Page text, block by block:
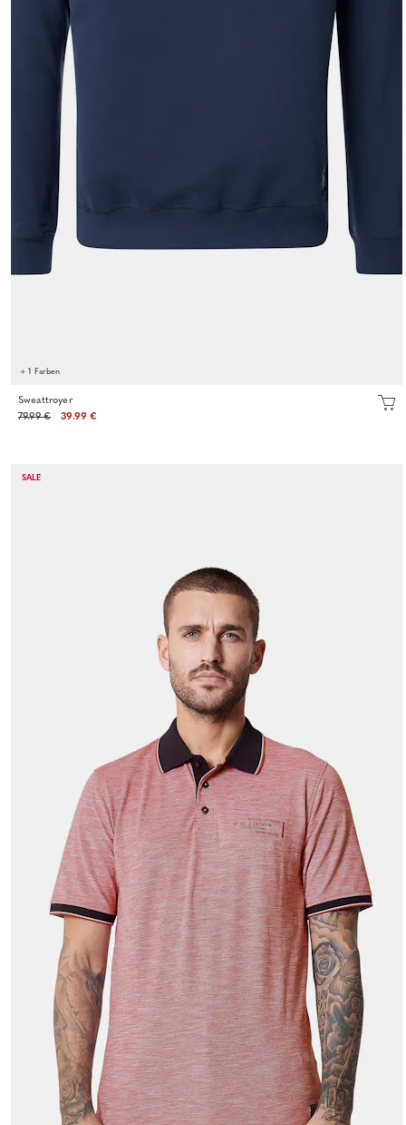
+ 1 Farben
Sweattroyer
79.99 €
39.99 €
SALE